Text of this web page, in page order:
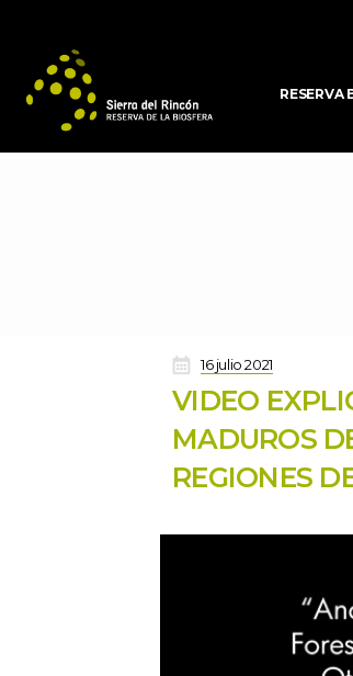
RESERVA
16 julio 2021
VIDEO
MADUROS
REGIONES